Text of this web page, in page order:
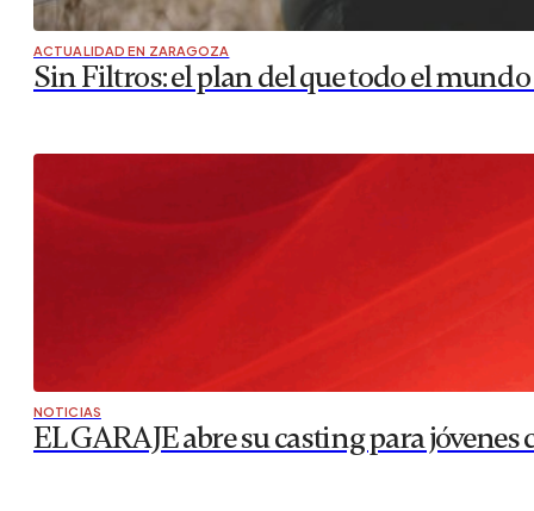
ACTUALIDAD EN ZARAGOZA
Sin Filtros: el plan del que todo el
NOTICIAS
EL GARAJE abre su casting para